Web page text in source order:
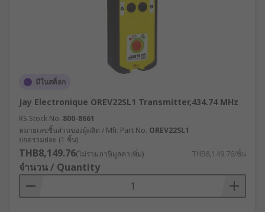
มีในสต็อก
Jay Electronique OREV22SL1 Transmitter,434.74 MHz
RS Stock No. 800-8661
หมายเลขชิ้นส่วนของผู้ผลิต / Mfr. Part No. OREV22SL1
ยอดรวมย่อย (1 ชิ้น)
THB8,149.76(ไม่รวมภาษีมูลค่าเพิ่ม) THB8,149.76/ชิ้น
จำนวน / Quantity